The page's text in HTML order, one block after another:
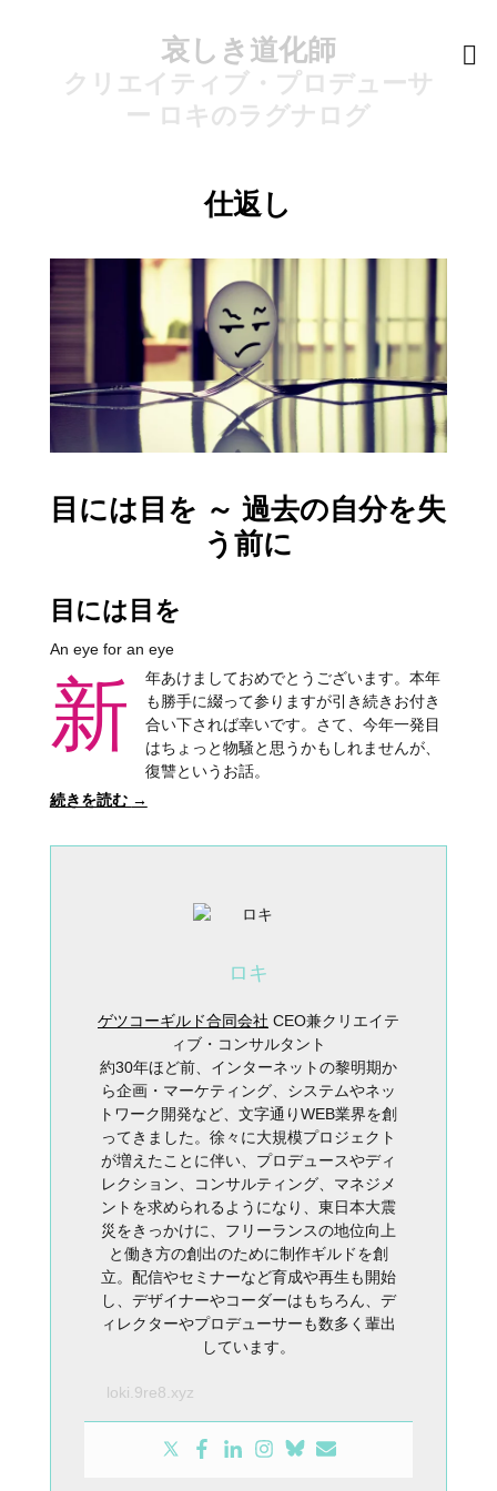
哀しき道化師
クリエイティブ・プロデューサ
ー ロキのラグナログ
仕返し
目には目を ～ 過去の自分を失
う前に
目には目を
An eye for an eye
新年あけましておめでとうございます。本年
も勝手に綴って参りますが引き続きお付き
合い下されば幸いです。さて、今年一発目
はちょっと物騒と思うかもしれませんが、
復讐というお話。
続きを読む →
ロキ
ゲツコーギルド合同会社 CEO兼クリエイテ
ィブ・コンサルタント
約30年ほど前、インターネットの黎明期か
ら企画・マーケティング、システムやネッ
トワーク開発など、文字通りWEB業界を創
ってきました。徐々に大規模プロジェクト
が増えたことに伴い、プロデュースやディ
レクション、コンサルティング、マネジメ
ントを求められるようになり、東日本大震
災をきっかけに、フリーランスの地位向上
と働き方の創出のために制作ギルドを創
立。配信やセミナーなど育成や再生も開始
し、デザイナーやコーダーはもちろん、デ
ィレクターやプロデューサーも数多く輩出
しています。
loki.9re8.xyz